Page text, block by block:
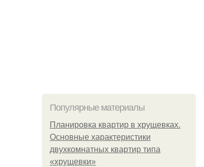
Популярные материалы
Планировка квартир в хрущевках.
Основные характеристики
двухкомнатных квартир типа
«хрущевки»